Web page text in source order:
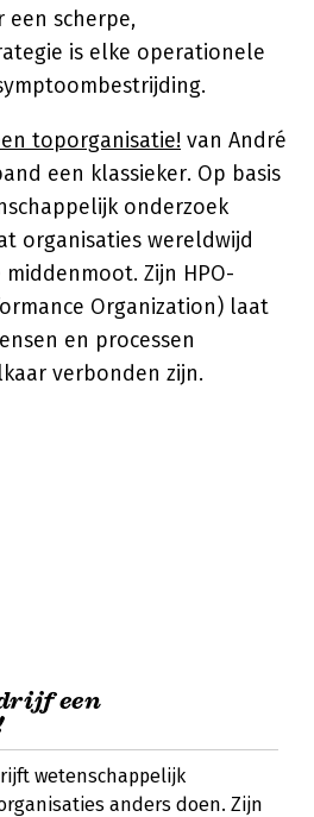
een scherpe,
is elke operationele
toporganisatie! van André
een klassieker. Op basis
onderzoek
organisaties wereldwijd
Zijn HPO-
Organization) laat
en processen
verbonden zijn.
een
wetenschappelijk
anders doen. Zijn